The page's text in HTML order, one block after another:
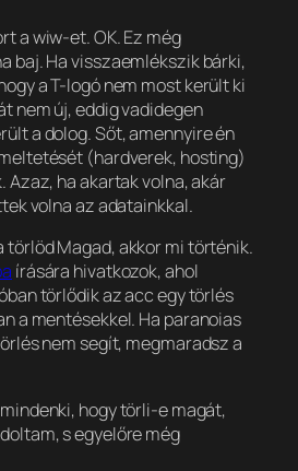
a wiw-et. OK. Ez még
baj. Ha visszaemlékszik bárki,
a T-logó nem most került ki
nem új, eddig vadidegen
a dolog. Sőt, amennyire én
(hardverek, hosting)
Azaz, ha akartak volna, akár
volna az adatainkkal.
törlöd Magad, akkor mi történik.
írására hivatkozok, ahol
törlődik az acc egy törlés
a mentésekkel. Ha paranoias
nem segít, megmaradsz a
hogy törli-e magát,
s egyelőremég